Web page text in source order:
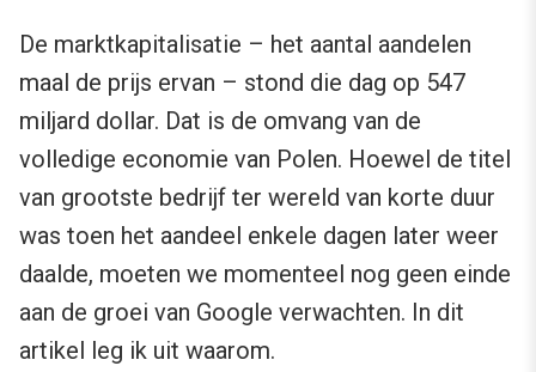
De marktkapitalisatie – het aantal aandelen
maal de prijs ervan – stond die dag op 547
miljard dollar. Dat is de omvang van de
volledige economie van Polen. Hoewel de titel
van grootste bedrijf ter wereld van korte duur
was toen het aandeel enkele dagen later weer
daalde, moeten we momenteel nog geen einde
aan de groei van Google verwachten. In dit
artikel leg ik uit waarom.